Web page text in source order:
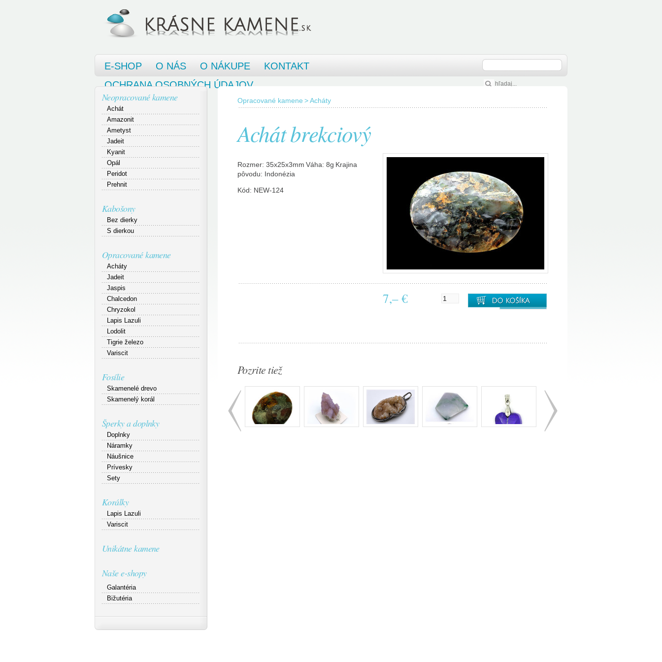
E-SHOP O NÁS O NÁKUPE
KONTAKT
OCHRANA OSOBNÝCH ÚDAJOV
Neopracované kamene
Achát
Amazonit
Ametyst
Jadeit
Kyanit
Opál
Peridot
Prehnit
Kabošony
Bez dierky
S dierkou
Opracované kamene
Acháty
Jadeit
Jaspis
Chalcedon
Chryzokol
Lapis Lazuli
Lodolit
Tigrie železo
Variscit
Fosílie
Skamenelé drevo
Skamenelý korál
Šperky a doplnky
Doplnky
Náramky
Náušnice
Prívesky
Sety
Korálky
Lapis Lazuli
Variscit
Unikátne kamene
Naše e-shopy
Galantéria
Bižutéria
Opracované kamene >Acháty
Achát brekciový
Rozmer: 35x25x3mm Váha: 8g Krajina
pôvodu: Indonézia
Kód: NEW-124
7,– € do košíka
Pozrite tiež